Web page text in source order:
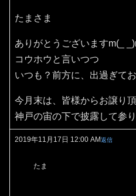
たまさま
ありがとうございますm(_
コウホウと言いつつ
いつも？前方に、出過ぎて
今月末は、皆様からお譲り
神戸の宙の下で披露して参
2019年11月17日 12:00 AM返信
たま